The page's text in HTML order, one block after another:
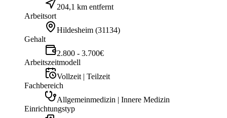
204,1 km entfernt
Arbeitsort
Hildesheim (31134)
Gehalt
2.800 - 3.700€
Arbeitszeitmodell
Vollzeit | Teilzeit
Fachbereich
Allgemeinmedizin | Innere Medizin
Einrichtungstyp